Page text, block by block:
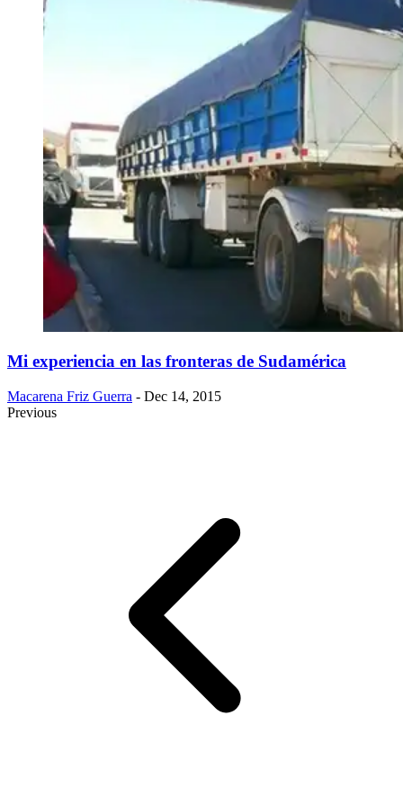
Mi experiencia en las fronteras de Sudamérica
Macarena Friz Guerra - Dec 14, 2015
Previous